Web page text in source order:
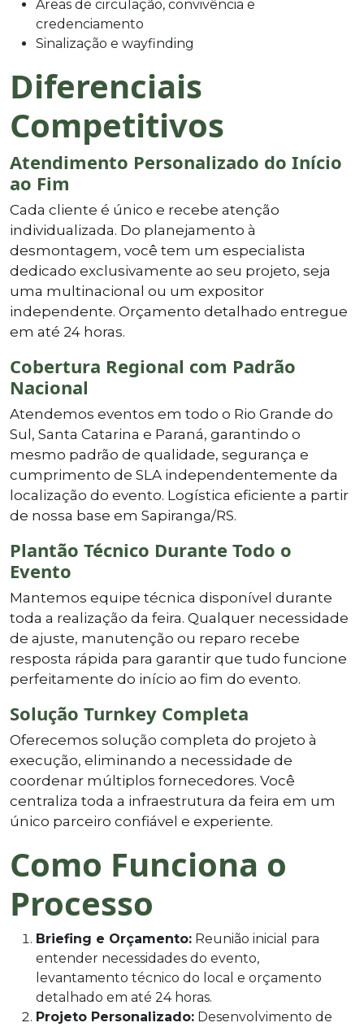
Áreas de circulação, convivência e
credenciamento
Sinalização e wayfinding
Diferenciais
Competitivos
Atendimento Personalizado do Início
ao Fim
Cada cliente é único e recebe atenção
individualizada. Do planejamento à
desmontagem, você tem um especialista
dedicado exclusivamente ao seu projeto, seja
uma multinacional ou um expositor
independente. Orçamento detalhado entregue
em até 24 horas.
Cobertura Regional com Padrão
Nacional
Atendemos eventos em todo o Rio Grande do
Sul, Santa Catarina e Paraná, garantindo o
mesmo padrão de qualidade, segurança e
cumprimento de SLA independentemente da
localização do evento. Logística eficiente a partir
de nossa base em Sapiranga/RS.
Plantão Técnico Durante Todo o
Evento
Mantemos equipe técnica disponível durante
toda a realização da feira. Qualquer necessidade
de ajuste, manutenção ou reparo recebe
resposta rápida para garantir que tudo funcione
perfeitamente do início ao fim do evento.
Solução Turnkey Completa
Oferecemos solução completa do projeto à
execução, eliminando a necessidade de
coordenar múltiplos fornecedores. Você
centraliza toda a infraestrutura da feira em um
único parceiro confiável e experiente.
Como Funciona o
Processo
Briefing e Orçamento: Reunião inicial para
entender necessidades do evento,
levantamento técnico do local e orçamento
detalhado em até 24 horas.
Projeto Personalizado: Desenvolvimento de